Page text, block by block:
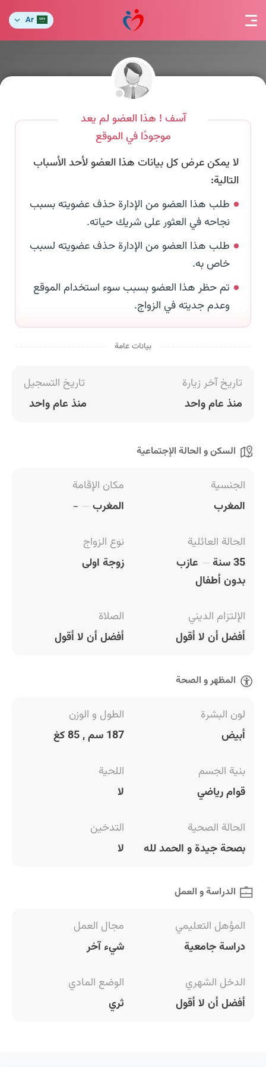
Ar
آسف ! هذا العضو لم يعد
موجودًا في الموقع
لا يمكن عرض كل بيانات هذا العضو لأحد الأسباب
التالية:
طلب هذا العضو من الإدارة حذف عضويته بسبب
نجاحه في العثور على شريك حياته.
طلب هذا العضو من الإدارة حذف عضويته لسبب
خاص به.
تم حظر هذا العضو بسبب سوء استخدام الموقع
وعدم جديته في الزواج.
بيانات عامة
تاريخ آخر زيارة
منذ عام واحد
تاريخ التسجيل
منذ عام واحد
السكن و الحالة الإجتماعية
الجنسية
المغرب
مكان الإقامة
المغرب
-
الحالة العائلية
35 سنة
عازب
بدون أطفال
نوع الزواج
زوجة اولى
الإلتزام الديني
أفضل أن لا أقول
الصلاة
أفضل أن لا أقول
المظهر و الصحة
لون البشرة
أبيض
الطول و الوزن
187 سم , 85 كغ
بنية الجسم
قوام رياضي
اللحية
لا
الحالة الصحية
بصحة جيدة و الحمد لله
التدخين
لا
الدراسة و العمل
المؤهل التعليمي
دراسة جامعية
مجال العمل
شيء آخر
الدخل الشهري
أفضل أن لا أقول
الوضع المادي
ثري